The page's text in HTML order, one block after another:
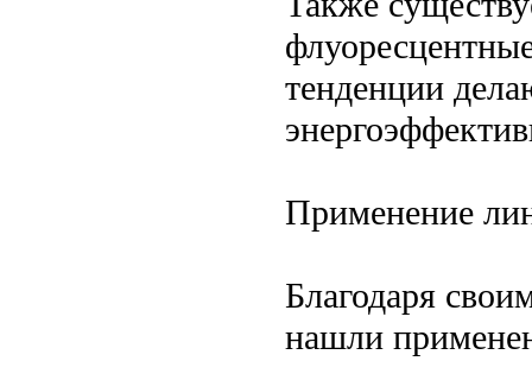
тенденции
Применение
Благодаря
нашли